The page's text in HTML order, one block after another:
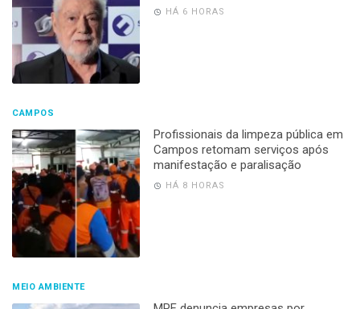
HÁ 6 HORAS
CAMPOS
Profissionais da limpeza pública em
Campos retomam serviços após
manifestação e paralisação
HÁ 8 HORAS
MEIO AMBIENTE